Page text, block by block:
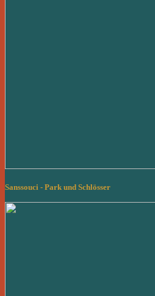
Sanssouci - Park und Schlösser